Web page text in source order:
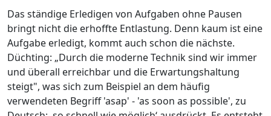
Das ständige Erledigen von Aufgaben ohne Pausen
bringt nicht die erhoffte Entlastung. Denn kaum ist eine
Aufgabe erledigt, kommt auch schon die nächste.
Düchting: „Durch die moderne Technik sind wir immer
und überall erreichbar und die Erwartungshaltung
steigt", was sich zum Beispiel an dem häufig
verwendeten Begriff 'asap' - 'as soon as possible', zu